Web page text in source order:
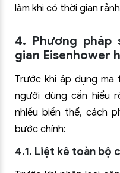
làm khi có thời gian rảnh
4. Phương
gian Eisenhower
Trước khi áp dụng ma
người dùng cần hiểu
nhiều biến thể, cách
bước chính:
4.1. Liệt kê toàn bộ